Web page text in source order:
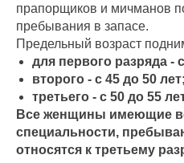
прапорщиков и мичманов
пребывания в запасе.
Предельный возраст
для первого разряда -
второго - с 45 до 50 лет;
третьего - с 50 до 55
Все женщины имеющие
специальности,
относятся к третьему